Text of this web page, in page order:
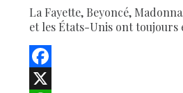
La Fayette, Beyoncé,
et les États-Unis ont toujours
Facebook